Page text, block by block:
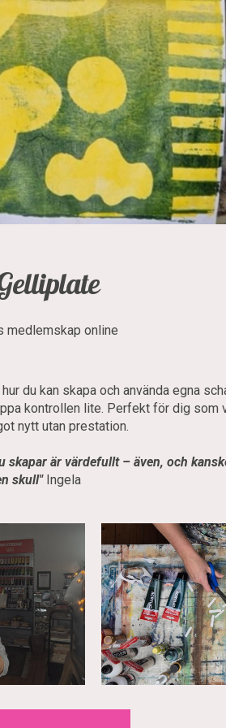
medlemskap online
du kan skapa och använda egna
kontrollen lite. Perfekt för dig som
nytt utan prestation.
skapar är värdefullt – även, och
skull"Ingela